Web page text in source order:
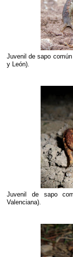
Juvenil de sapo
y León).
Juvenil de sapo
Valenciana).